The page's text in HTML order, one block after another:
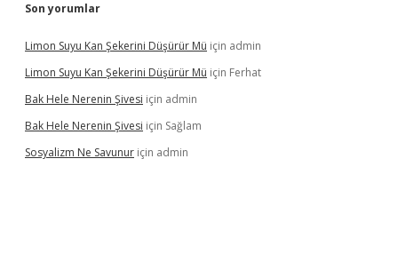
Son yorumlar
Limon Suyu Kan Şekerini Düşürür Mü için admin
Limon Suyu Kan Şekerini Düşürür Mü için Ferhat
Bak Hele Nerenin Şivesi için admin
Bak Hele Nerenin Şivesi için Sağlam
Sosyalizm Ne Savunur için admin